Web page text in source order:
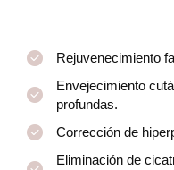
Rejuvenecimiento
Envejecimiento
profundas.
Corrección de
Eliminación de